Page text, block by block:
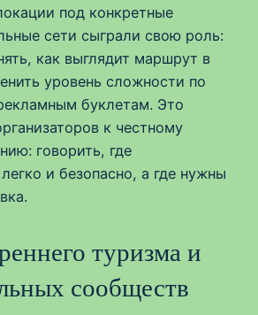
под конкретные
сети сыграли свою роль:
как выглядит маршрут в
уровень сложности по
буклетам. Это
к честному
говорить, где
и безопасно, а где нужны
туризма и
сообществ